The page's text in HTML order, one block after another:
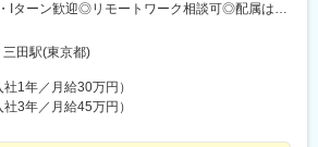
Iターン歓迎◎リモートワーク相談可◎配属は希
ます※受動喫煙対策：屋内全面禁煙
三田駅(東京都)
1年／月給30万円）
3年／月給45万円）